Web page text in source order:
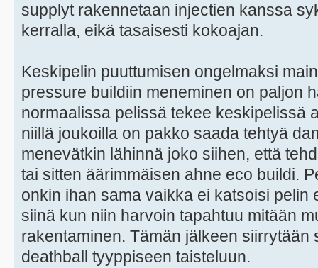
supplyt rakennetaan injectien kanssa
kerralla, eikä tasaisesti kokoajan.
Keskipelin puuttumisen ongelmaksi
pressure buildiin meneminen on paljon
normaalissa pelissä tekee keskipelissä
niillä joukoilla on pakko saada tehtyä
menevätkin lähinnä joko siihen, että
tai sitten äärimmäisen ahne eco buildi.
onkin ihan sama vaikka ei katsoisi pelin
siinä kun niin harvoin tapahtuu mitään
rakentaminen. Tämän jälkeen siirrytään
deathball tyyppiseen taisteluun.